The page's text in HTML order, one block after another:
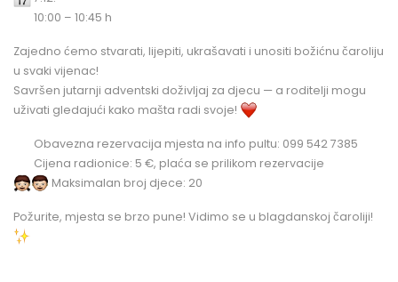
10:00 – 10:45 h
Zajedno ćemo stvarati, lijepiti, ukrašavati i unositi božićnu čaroliju
u svaki vijenac!
Savršen jutarnji adventski doživljaj za djecu — a roditelji mogu
uživati gledajući kako mašta radi svoje!
Obavezna rezervacija mjesta na info pultu: 099 542 7385
Cijena radionice: 5 €, plaća se prilikom rezervacije
Maksimalan broj djece: 20
Požurite, mjesta se brzo pune! Vidimo se u blagdanskoj čaroliji!